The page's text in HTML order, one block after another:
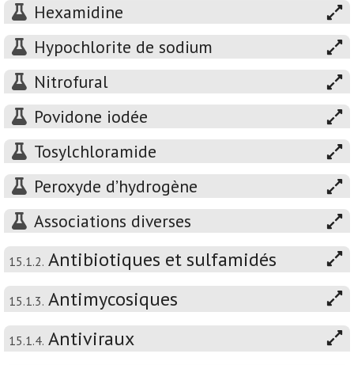
Hexamidine
Hypochlorite de sodium
Nitrofural
Povidone iodée
Tosylchloramide
Peroxyde d’hydrogène
Associations diverses
15.1.2. Antibiotiques et sulfamidés
15.1.3. Antimycosiques
15.1.4. Antiviraux